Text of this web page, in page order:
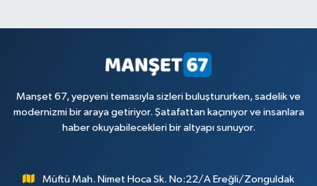
Manşet 67, yepyeni temasıyla sizleri buluştururken, sadelik ve
modernizmi bir araya getiriyor. Şatafattan kaçınıyor ve insanlara
haber okuyabilecekleri bir altyapı sunuyor.
Müftü Mah. Nimet Hoca Sk. No:22/A Ereğli/Zonguldak